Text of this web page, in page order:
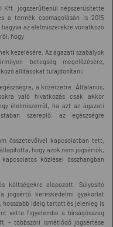
Kft. jogszerűtlenül népszerűsítette
a termék csomagolásán is 2015
az élelmiszerekre vonatkozó
hogy
kezelésére. Az ágazati szabályok
betegség megelőzésére,
állításokat tulajdonítani;
a közérzetre. Általános,
való hivatkozás csak akkor
élelmiszerről, ha azt az ágazati
szereplő, az egészségre
összetevőivel kapcsolatban tett,
hogy azok nem jogsértők,
közlései összhangban
költségekre alapozott. Súlyosító
jogsértő kereskedelmi gyakorlat
ideig tartott és jelenleg is
vette figyelembe a bírságösszeg
– többszöri ismétlődő jogsértése